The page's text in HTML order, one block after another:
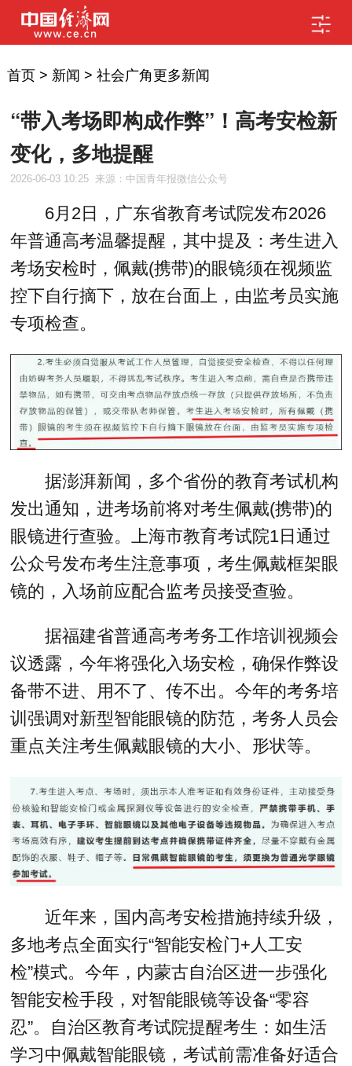
首页> 新闻 > 社会广角更多新闻
“带入考场即构成作弊”！高考安检新
变化，多地提醒
2026-06-03 10:25 来源：中国青年报微信公众号
6月2日，广东省教育考试院发布2026
年普通高考温馨提醒，其中提及：考生进入
考场安检时，佩戴(携带)的眼镜须在视频监
控下自行摘下，放在台面上，由监考员实施
专项检查。
据澎湃新闻，多个省份的教育考试机构
发出通知，进考场前将对考生佩戴(携带)的
眼镜进行查验。上海市教育考试院1日通过
公众号发布考生注意事项，考生佩戴框架眼
镜的，入场前应配合监考员接受查验。
据福建省普通高考考务工作培训视频会
议透露，今年将强化入场安检，确保作弊设
备带不进、用不了、传不出。今年的考务培
训强调对新型智能眼镜的防范，考务人员会
重点关注考生佩戴眼镜的大小、形状等。
近年来，国内高考安检措施持续升级，
多地考点全面实行“智能安检门+人工安
检”模式‌‌。今年，内蒙古自治区进一步强化
智能安检手段，对智能眼镜等设备“零容
忍”。自治区教育考试院提醒考生：如生活
学习中佩戴智能眼镜，考试前需准备好适合